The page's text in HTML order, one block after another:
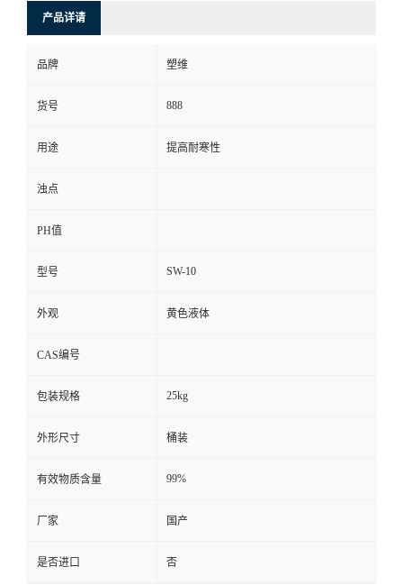
产品详请
品牌 塑维
货号 888
用途 提高耐寒性
浊点
PH值
型号 SW-10
外观 黄色液体
CAS编号
包装规格 25kg
外形尺寸 桶装
有效物质含量 99%
厂家 国产
是否进口 否